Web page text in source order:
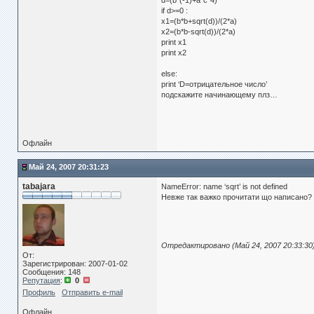
if d>=0 :
x1=(b*b+sqrt(d))/(2*a)
x2=(b*b-sqrt(d))/(2*a)
print x1
print x2
else:
print ‘D=отрицательное число’
подскажите начинающему плз…
Офлайн
Май 24, 2007 20:31:23
tabajara
От:
Зарегистрирован: 2007-01-02
Сообщения: 148
Репутация:
0
Профиль
Отправить e-mail
NameError: name ‘sqrt’ is not defined
Невже так важко прочитати що написано?
Отредактировано (Май 24, 2007
Офлайн